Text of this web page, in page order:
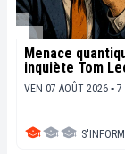
Menace
inquiète Tom
VEN 07 AOÛT 2026 ▪ 7